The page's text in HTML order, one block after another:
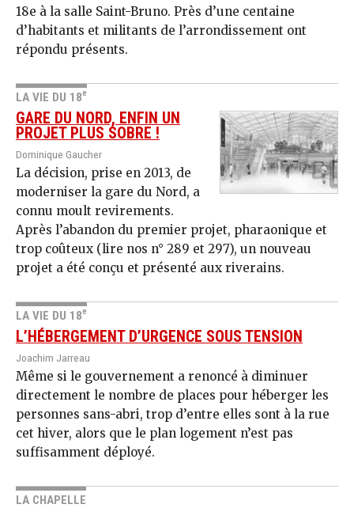
18e à la salle Saint-Bruno. Près d’une centaine
d’habitants et militants de l’arrondissement ont
répondu présents.
LA VIE DU 18e
GARE DU NORD, ENFIN UN
PROJET PLUS SOBRE !
Dominique Gaucher
La décision, prise en 2013, de
moderniser la gare du Nord, a
connu moult revirements.
Après l’abandon du premier projet, pharaonique et
trop coûteux (lire nos n° 289 et 297), un nouveau
projet a été conçu et présenté aux riverains.
LA VIE DU 18e
L’HÉBERGEMENT D’URGENCE SOUS TENSION
Joachim Jarreau
Même si le gouvernement a renoncé à diminuer
directement le nombre de places pour héberger les
personnes sans-abri, trop d’entre elles sont à la rue
cet hiver, alors que le plan logement n’est pas
suffisamment déployé.
LA CHAPELLE